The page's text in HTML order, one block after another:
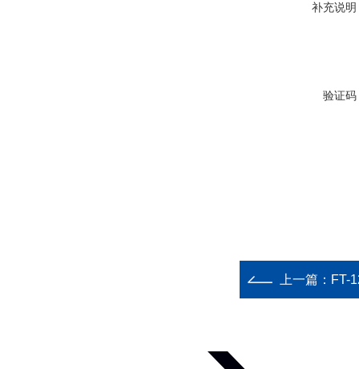
补充说明
验证码
上一篇： FT-